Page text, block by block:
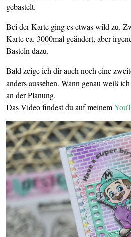
gebastelt.
Bei der Karte ging es etwas wild zu.
Karte ca. 3000mal geändert, aber
Basteln dazu.
Bald zeige ich dir auch noch eine
anders aussehen. Wann genau weiß
an der Planung.
Das Video findest du auf meinem